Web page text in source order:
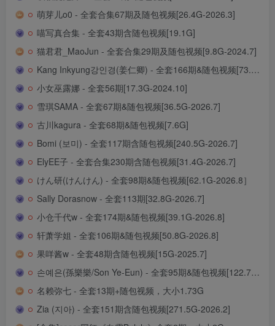
萌芽儿o0 - 全套合集67期及随包视频[26.4G-2026.3]
喵写真合集 - 全套43期含随包视频[19.1G]
猫君君_MaoJun - 全套合集29期及随包视频[9.8G-2024.7]
Kang Inkyung강인경(姜仁卿) - 全套166期&随包视频[73.1G-2026.8]
小女巫露娜 - 全套56期[17.3G-2024.10]
雪琪SAMA - 全套67期&随包视频[36.5G-2026.7]
古川kagura - 全套68期&随包视频[7.6G]
Bomi (보미) - 全套117期含随包视频[240.5G-2026.7]
ElyEE子 - 全套合集230期含随包视频[31.4G-2026.7]
けん研(けんけん) - 全套98期&随包视频[62.1G-2026.8］
Sally Dorasnow - 全套113期[32.8G-2026.7]
小仓千代w - 全套174期&随包视频[39.1G-2026.8]
轩萧学姐 - 全套106期&随包视频[50.8G-2026.8]
果咩酱w - 全套48期含随包视频[15G-2025.7]
손예은(孫樂樂/Son Ye-Eun) - 全套95期&随包视频[122.7G-2026.4]
名赖弥七 - 全套13期+随包视频，大小1.73G
Zia (지아) - 全套151期含随包视频[271.5G-2026.2]